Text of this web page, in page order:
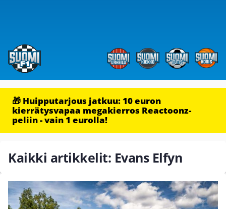
🎁 Huipputarjous jatkuu: 10 euron
kierrätysvapaa megakierros Reactoonz-
peliin - vain 1 eurolla!
Kaikki artikkelit: Evans Elfyn